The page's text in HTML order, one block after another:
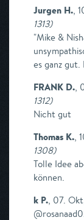
Jurgen H.,
1313)
"Mike &
es ganz
FRANK D.,
1312)
Nicht gut
Thomas K.,
1308)
Tolle Idee
können.
k P., 07.